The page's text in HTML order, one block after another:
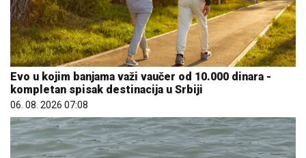
Evo u kojim banjama važi vaučer od 10.000 dinara -
kompletan spisak destinacija u Srbiji
06. 08. 2026 07:08